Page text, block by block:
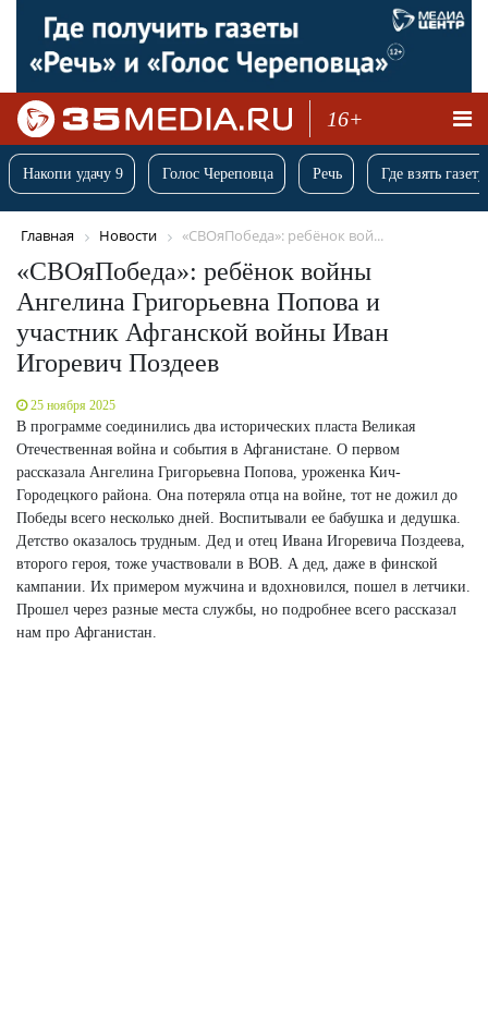
16+
Накопи удачу 9 Голос Череповца Речь Где взять
Главная Новости «СВОяПобеда»: ребёнок вой...
«СВОяПобеда»: ребёнок войны
Ангелина Григорьевна Попова и
участник Афганской войны Иван
Игоревич Поздеев
25 ноября 2025
В программе соединились два исторических пласта Великая
Отечественная война и события в Афганистане. О первом
рассказала Ангелина Григорьевна Попова, уроженка Кич-
Городецкого района. Она потеряла отца на войне, тот не дожил до
Победы всего несколько дней. Воспитывали ее бабушка и дедушка.
Детство оказалось трудным. Дед и отец Ивана Игоревича Поздеева,
второго героя, тоже участвовали в ВОВ. А дед, даже в финской
кампании. Их примером мужчина и вдохновился, пошел в летчики.
Прошел через разные места службы, но подробнее всего рассказал
нам про Афганистан.